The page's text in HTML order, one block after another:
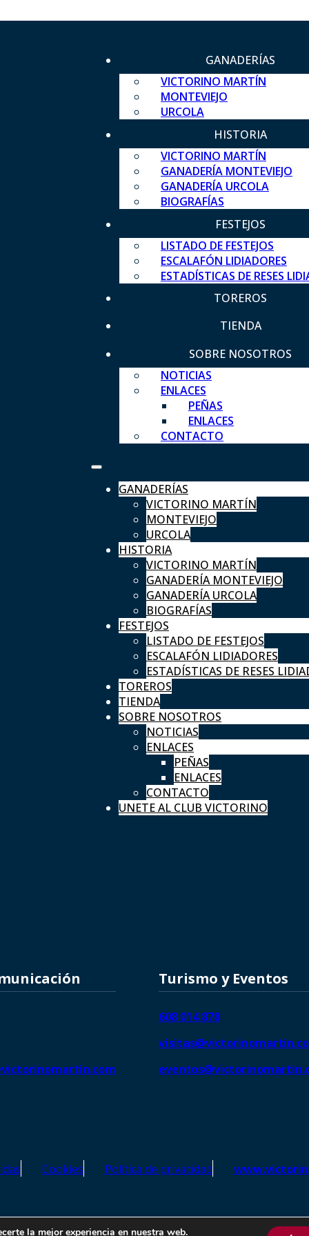
GANADERÍAS
VICTORINO MARTÍN
MONTEVIEJO
URCOLA
HISTORIA
VICTORINO MARTÍN
GANADERÍA MONTEVIEJO
GANADERÍA URCOLA
BIOGRAFÍAS
FESTEJOS
LISTADO DE FESTEJOS
ESCALAFÓN LIDIADORES
ESTADÍSTICAS DE RESES
TOREROS
TIENDA
SOBRE NOSOTROS
NOTICIAS
ENLACES
PEÑAS
ENLACES
CONTACTO
GANADERÍAS
VICTORINO MARTÍN
MONTEVIEJO
URCOLA
HISTORIA
VICTORINO MARTÍN
GANADERÍA MONTEVIEJO
GANADERÍA URCOLA
BIOGRAFÍAS
FESTEJOS
LISTADO DE FESTEJOS
ESCALAFÓN LIDIADORES
ESTADÍSTICAS DE RESES
TOREROS
TIENDA
SOBRE NOSOTROS
NOTICIAS
ENLACES
PEÑAS
ENLACES
CONTACTO
UNETE AL CLUB VICTORINO
Turismo y Eventos
608 014 878
Cookies Política de privacidad
– Todos los derechos reservados | SEO de Agencia
la mejor experiencia en nuestra web.